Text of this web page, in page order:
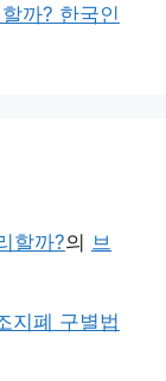
까? 한국인
할까?의 브
지폐 구별법